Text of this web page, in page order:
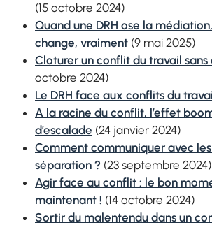
(15 octobre 2024)
Quand une DRH ose la
change, vraiment (9 mai 2025)
Cloturer un conflit du travail sans
octobre 2024)
Le DRH face aux conflits du
A la racine du conflit, l’effet
d’escalade (24 janvier 2024)
Comment communiquer avec
séparation ? (23 septembre 2024)
Agir face au conflit : le bon
maintenant ! (14 octobre 2024)
Sortir du malentendu dans un